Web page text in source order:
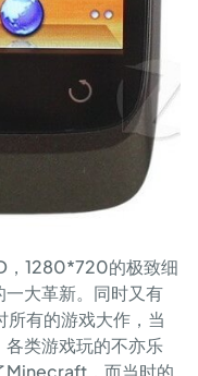
，1280*720的极致细
大革新。同时又有
所有的游戏大作，当
类游戏玩的不亦乐
Minecraft，而当时的